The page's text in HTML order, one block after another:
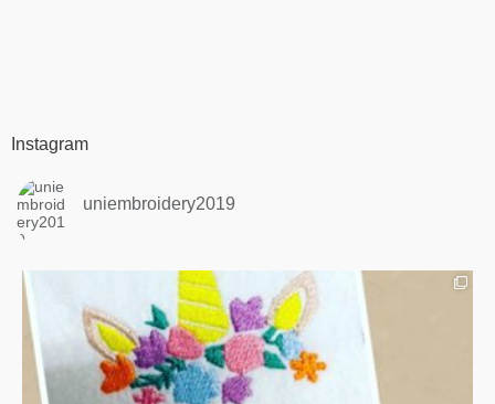
Instagram
uniembroidery2019